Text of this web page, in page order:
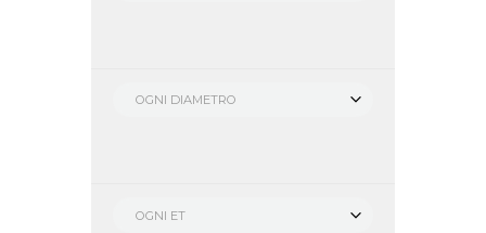
OGNI DIAMETRO
OGNI ET